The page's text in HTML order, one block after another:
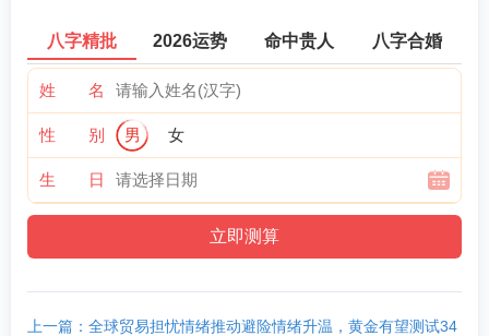
据花旗最新发布的报告，其转向看涨黄金的核心依据是近期
美国经济增长动能减弱与通胀前景恶化。多重因素交织下，
花旗表示，美国经济增长和与关税相关的通胀担忧将在2025
年下半年继续加剧，加上美元走软，将推动金价适度走高，
达到历史新高。
花旗还指出，2025年第二季度美国就业数据走弱，对美联储
和美国统计数据的机构可信度担忧加剧，以及与俄乌冲突相
关的地缘政治风险上升。传统上被视为政治和经济不确定时
八字精批 2026运势 命中贵人 八字合婚
姓 名
性 别 男 女
生 日
上一篇：全球贸易担忧情绪推动避险情绪升温，黄金有望测试34